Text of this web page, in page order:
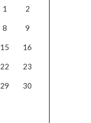
1
2
8 9
15 16
22 23
29 30